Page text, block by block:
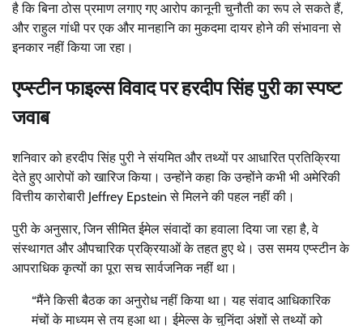
है कि बिना ठोस प्रमाण लगाए गए आरोप कानूनी चुनौती का रूप ले सकते हैं,
और राहुल गांधी पर एक और मानहानि का मुकदमा दायर होने की संभावना से
इनकार नहीं किया जा रहा।
एप्स्टीन फाइल्स विवाद पर हरदीप सिंह पुरी का स्पष्ट
जवाब
शनिवार को हरदीप सिंह पुरी ने संयमित और तथ्यों पर आधारित प्रतिक्रिया
देते हुए आरोपों को खारिज किया। उन्होंने कहा कि उन्होंने कभी भी अमेरिकी
वित्तीय कारोबारी Jeffrey Epstein से मिलने की पहल नहीं की।
पुरी के अनुसार, जिन सीमित ईमेल संवादों का हवाला दिया जा रहा है, वे
संस्थागत और औपचारिक प्रक्रियाओं के तहत हुए थे। उस समय एप्स्टीन के
आपराधिक कृत्यों का पूरा सच सार्वजनिक नहीं था।
“मैंने किसी बैठक का अनुरोध नहीं किया था। यह संवाद आधिकारिक
मंचों के माध्यम से तय हुआ था। ईमेल्स के चुनिंदा अंशों से तथ्यों को